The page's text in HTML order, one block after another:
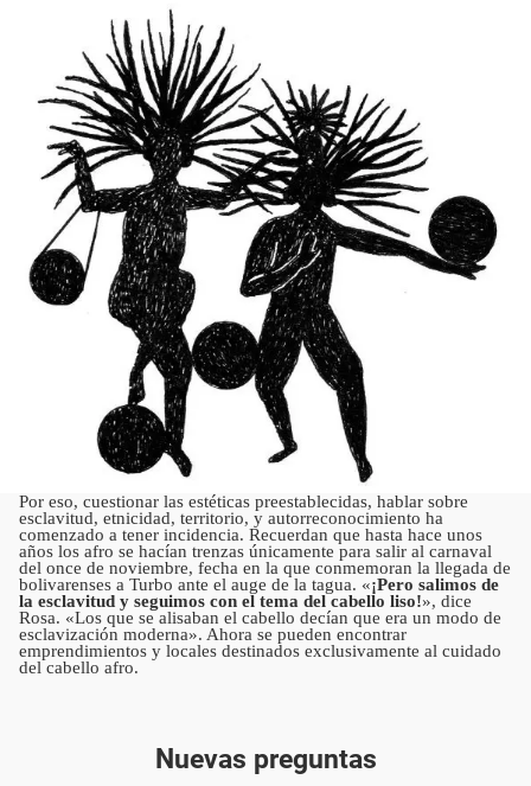
Por eso, cuestionar las estéticas preestablecidas, hablar sobre
esclavitud, etnicidad, territorio, y autorreconocimiento ha
comenzado a tener incidencia. Recuerdan que hasta hace unos
años los afro se hacían trenzas únicamente para salir al carnaval
del once de noviembre, fecha en la que conmemoran la llegada de
bolivarenses a Turbo ante el auge de la tagua. «¡Pero salimos de
la esclavitud y seguimos con el tema del cabello liso!», dice
Rosa. «Los que se alisaban el cabello decían que era un modo de
esclavización moderna». Ahora se pueden encontrar
emprendimientos y locales destinados exclusivamente al cuidado
del cabello afro.
Nuevas preguntas